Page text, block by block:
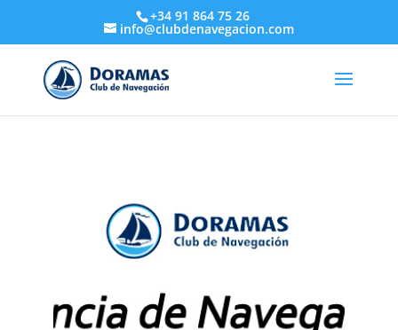
+34 91 864 75 26
info@clubdenavegacion.com